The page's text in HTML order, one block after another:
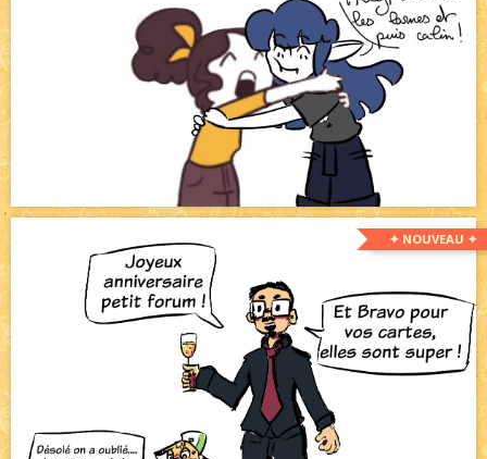
✦ NOUVEAU ✦